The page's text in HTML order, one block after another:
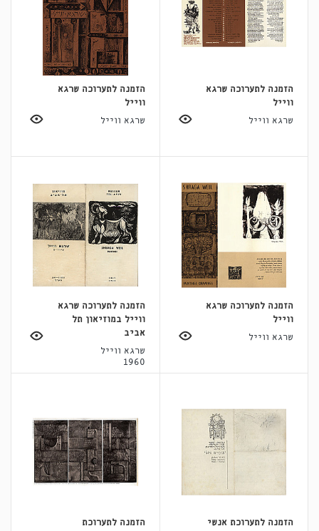
הזמנה לתערוכה שרגא
ווייל
שרגא ווייל
הזמנה לתערוכה שרגא
ווייל
שרגא ווייל
הזמנה לתערוכה שרגא
ווייל
שרגא ווייל
הזמנה לתערוכה שרגא
ווייל במוזיאון תל
אביב
שרגא ווייל
1960
הזמנה לתערוכת אנשי
הזמנה לתערוכת